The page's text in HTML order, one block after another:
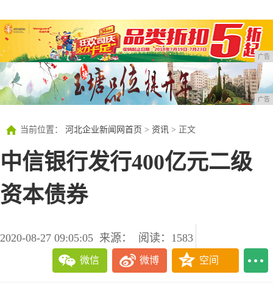
广告
广告
当前位置： 河北企业新闻网首页 > 资讯 > 正文
中信银行发行400亿元二级
资本债券
2020-08-27 09:05:05 来源： 阅读：1583
微信 微博 空间